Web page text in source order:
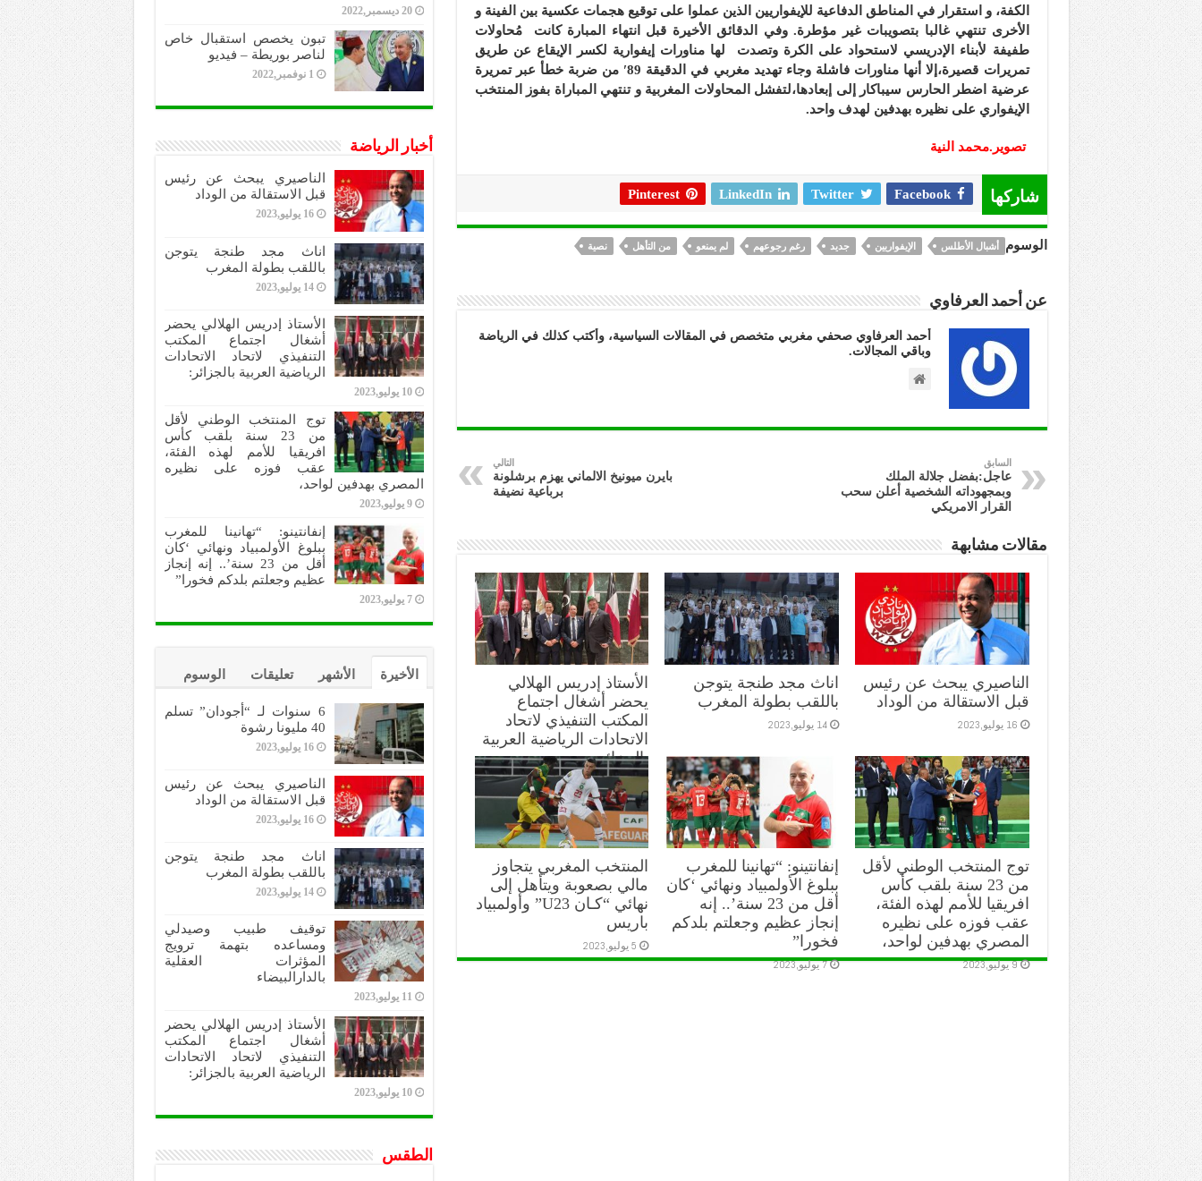
الكفة، و استقرار في المناطق الدفاعية للإيفواريين الذين عملوا على توقيع هجمات عكسية بين الفينة و
الأخرى تنتهي غالبا بتصويبات غير مؤطرة. وفي الدقائق الأخيرة قبل انتهاء المبارة كانت مُحاولات
طفيفة لأبناء الإدريسي لاستحواد على الكرة وتصدت لها مناورات إيفوارية لكسر الإيقاع عن طريق
تمريرات قصيرة،إلا أنها مناورات فاشلة وجاء تهديد مغربي في الدقيقة 89′ من ضربة خطأ عبر تمريرة
عرضية اضطر الحارس سيباكار إلى إبعادها،لتفشل المحاولات المغربية و تنتهي المباراة بفوز المنتخب
الإيفواري على نظيره بهدفين لهدف واحد.
تصوير.محمد النية
شاركها Facebook
Twitter
LinkedIn
Pinterest
الوسوم أشبال الأطلس الإيفواريين جديد رغم رجوعهم لم يمنعو من التأهل نصية
عن أحمد العرفاوي
أحمد العرفاوي صحفي مغربي متخصص في المقالات السياسية، وأكتب كذلك في الرياضة
وباقي المجالات.
السابق
عاجل:بفضل جلالة الملك
وبمجهوداته الشخصية أعلن سحب
القرار الامريكي
التالي
بايرن ميونيخ الالماني يهزم برشلونة
برباعية نضيفة
مقالات مشابهة
الناصيري يبحث عن رئيس
قبل الاستقالة من الوداد
16 يوليو,2023
اناث مجد طنجة يتوجن
باللقب بطولة المغرب
14 يوليو,2023
الأستاذ إدريس الهلالي
يحضر أشغال اجتماع
المكتب التنفيذي لاتحاد
الاتحادات الرياضية العربية
بالجزائر:
10 يوليو,2023
توج المنتخب الوطني لأقل
من 23 سنة بلقب كأس
افريقيا للأمم لهذه الفئة،
عقب فوزه على نظيره
المصري بهدفين لواحد،
9 يوليو,2023
إنفانتينو: “تهانينا للمغرب
ببلوغ الأولمبياد ونهائي ‘كان
أقل من 23 سنة’.. إنه
إنجاز عظيم وجعلتم بلدكم
فخورا”
7 يوليو,2023
المنتخب المغربي يتجاوز
مالي بصعوبة ويتأهل إلى
نهائي “كـان U23” وأولمبياد
باريس
5 يوليو,2023
20 ديسمبر,2022
تبون يخصص استقبال خاص
لناصر بوريطة – فيديو
1 نوفمبر,2022
أخبار الرياضة
الناصيري يبحث عن رئيس
قبل الاستقالة من الوداد
16 يوليو,2023
اناث مجد طنجة يتوجن
باللقب بطولة المغرب
14 يوليو,2023
الأستاذ إدريس الهلالي يحضر
أشغال اجتماع المكتب
التنفيذي لاتحاد الاتحادات
الرياضية العربية بالجزائر:
10 يوليو,2023
توج المنتخب الوطني لأقل
من 23 سنة بلقب كأس
افريقيا للأمم لهذه الفئة،
عقب فوزه على نظيره
المصري بهدفين لواحد،
9 يوليو,2023
إنفانتينو: “تهانينا للمغرب
ببلوغ الأولمبياد ونهائي ‘كان
أقل من 23 سنة’.. إنه إنجاز
عظيم وجعلتم بلدكم فخورا”
7 يوليو,2023
الأخيرة الأشهر تعليقات الوسوم
6 سنوات لـ “أجودان” تسلم
40 مليونا رشوة
16 يوليو,2023
الناصيري يبحث عن رئيس
قبل الاستقالة من الوداد
16 يوليو,2023
اناث مجد طنجة يتوجن
باللقب بطولة المغرب
14 يوليو,2023
توقيف طبيب وصيدلي
ومساعده بتهمة ترويج
المؤثرات العقلية
بالدارالبيضاء
11 يوليو,2023
الأستاذ إدريس الهلالي يحضر
أشغال اجتماع المكتب
التنفيذي لاتحاد الاتحادات
الرياضية العربية بالجزائر:
10 يوليو,2023
الطقس